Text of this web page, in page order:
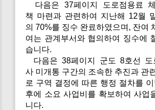
다음은 37페이지 도로점용료
책 마련과 관련하여 지난해 12월
의 70%를 징수 완료하였으며, 잔여
여는 관계부서와 협의하여 징수에
습니다.
다음은 38페이지 군도 8호선 도
사 미개통 구간의 조속한 추진과 관
로 구역 결정에 따른 행정 절차를
후에 소요 사업비를 확보하여 사업
니다.